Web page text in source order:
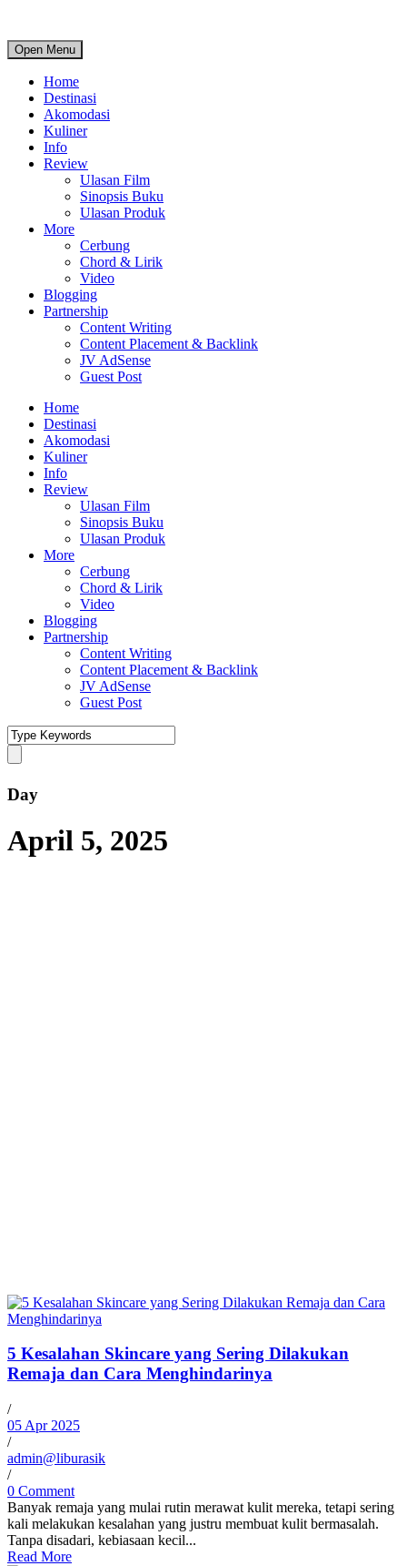
Open Menu
Home
Destinasi
Akomodasi
Kuliner
Info
Review
Ulasan Film
Sinopsis Buku
Ulasan Produk
More
Cerbung
Chord & Lirik
Video
Blogging
Partnership
Content Writing
Content Placement & Backlink
JV AdSense
Guest Post
Home
Destinasi
Akomodasi
Kuliner
Info
Review
Ulasan Film
Sinopsis Buku
Ulasan Produk
More
Cerbung
Chord & Lirik
Video
Blogging
Partnership
Content Writing
Content Placement & Backlink
JV AdSense
Guest Post
Day
April 5, 2025
5 Kesalahan Skincare yang Sering Dilakukan
Remaja dan Cara Menghindarinya
/
05 Apr 2025
/
admin@liburasik
/
0 Comment
Banyak remaja yang mulai rutin merawat kulit mereka, tetapi sering
kali melakukan kesalahan yang justru membuat kulit bermasalah.
Tanpa disadari, kebiasaan kecil...
Read More